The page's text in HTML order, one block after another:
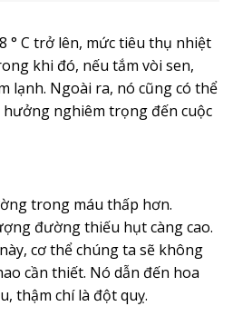
° C trở lên, mức tiêu thụ nhiệt
khi đó, nếu tắm vòi sen,
lạnh. Ngoài ra, nó cũng có thể
nghiêm trọng đến cuộc
trong máu thấp hơn.
đường thiếu hụt càng cao.
cơ thể chúng ta sẽ không
cần thiết. Nó dẫn đến hoa
thậm chí là đột quỵ.